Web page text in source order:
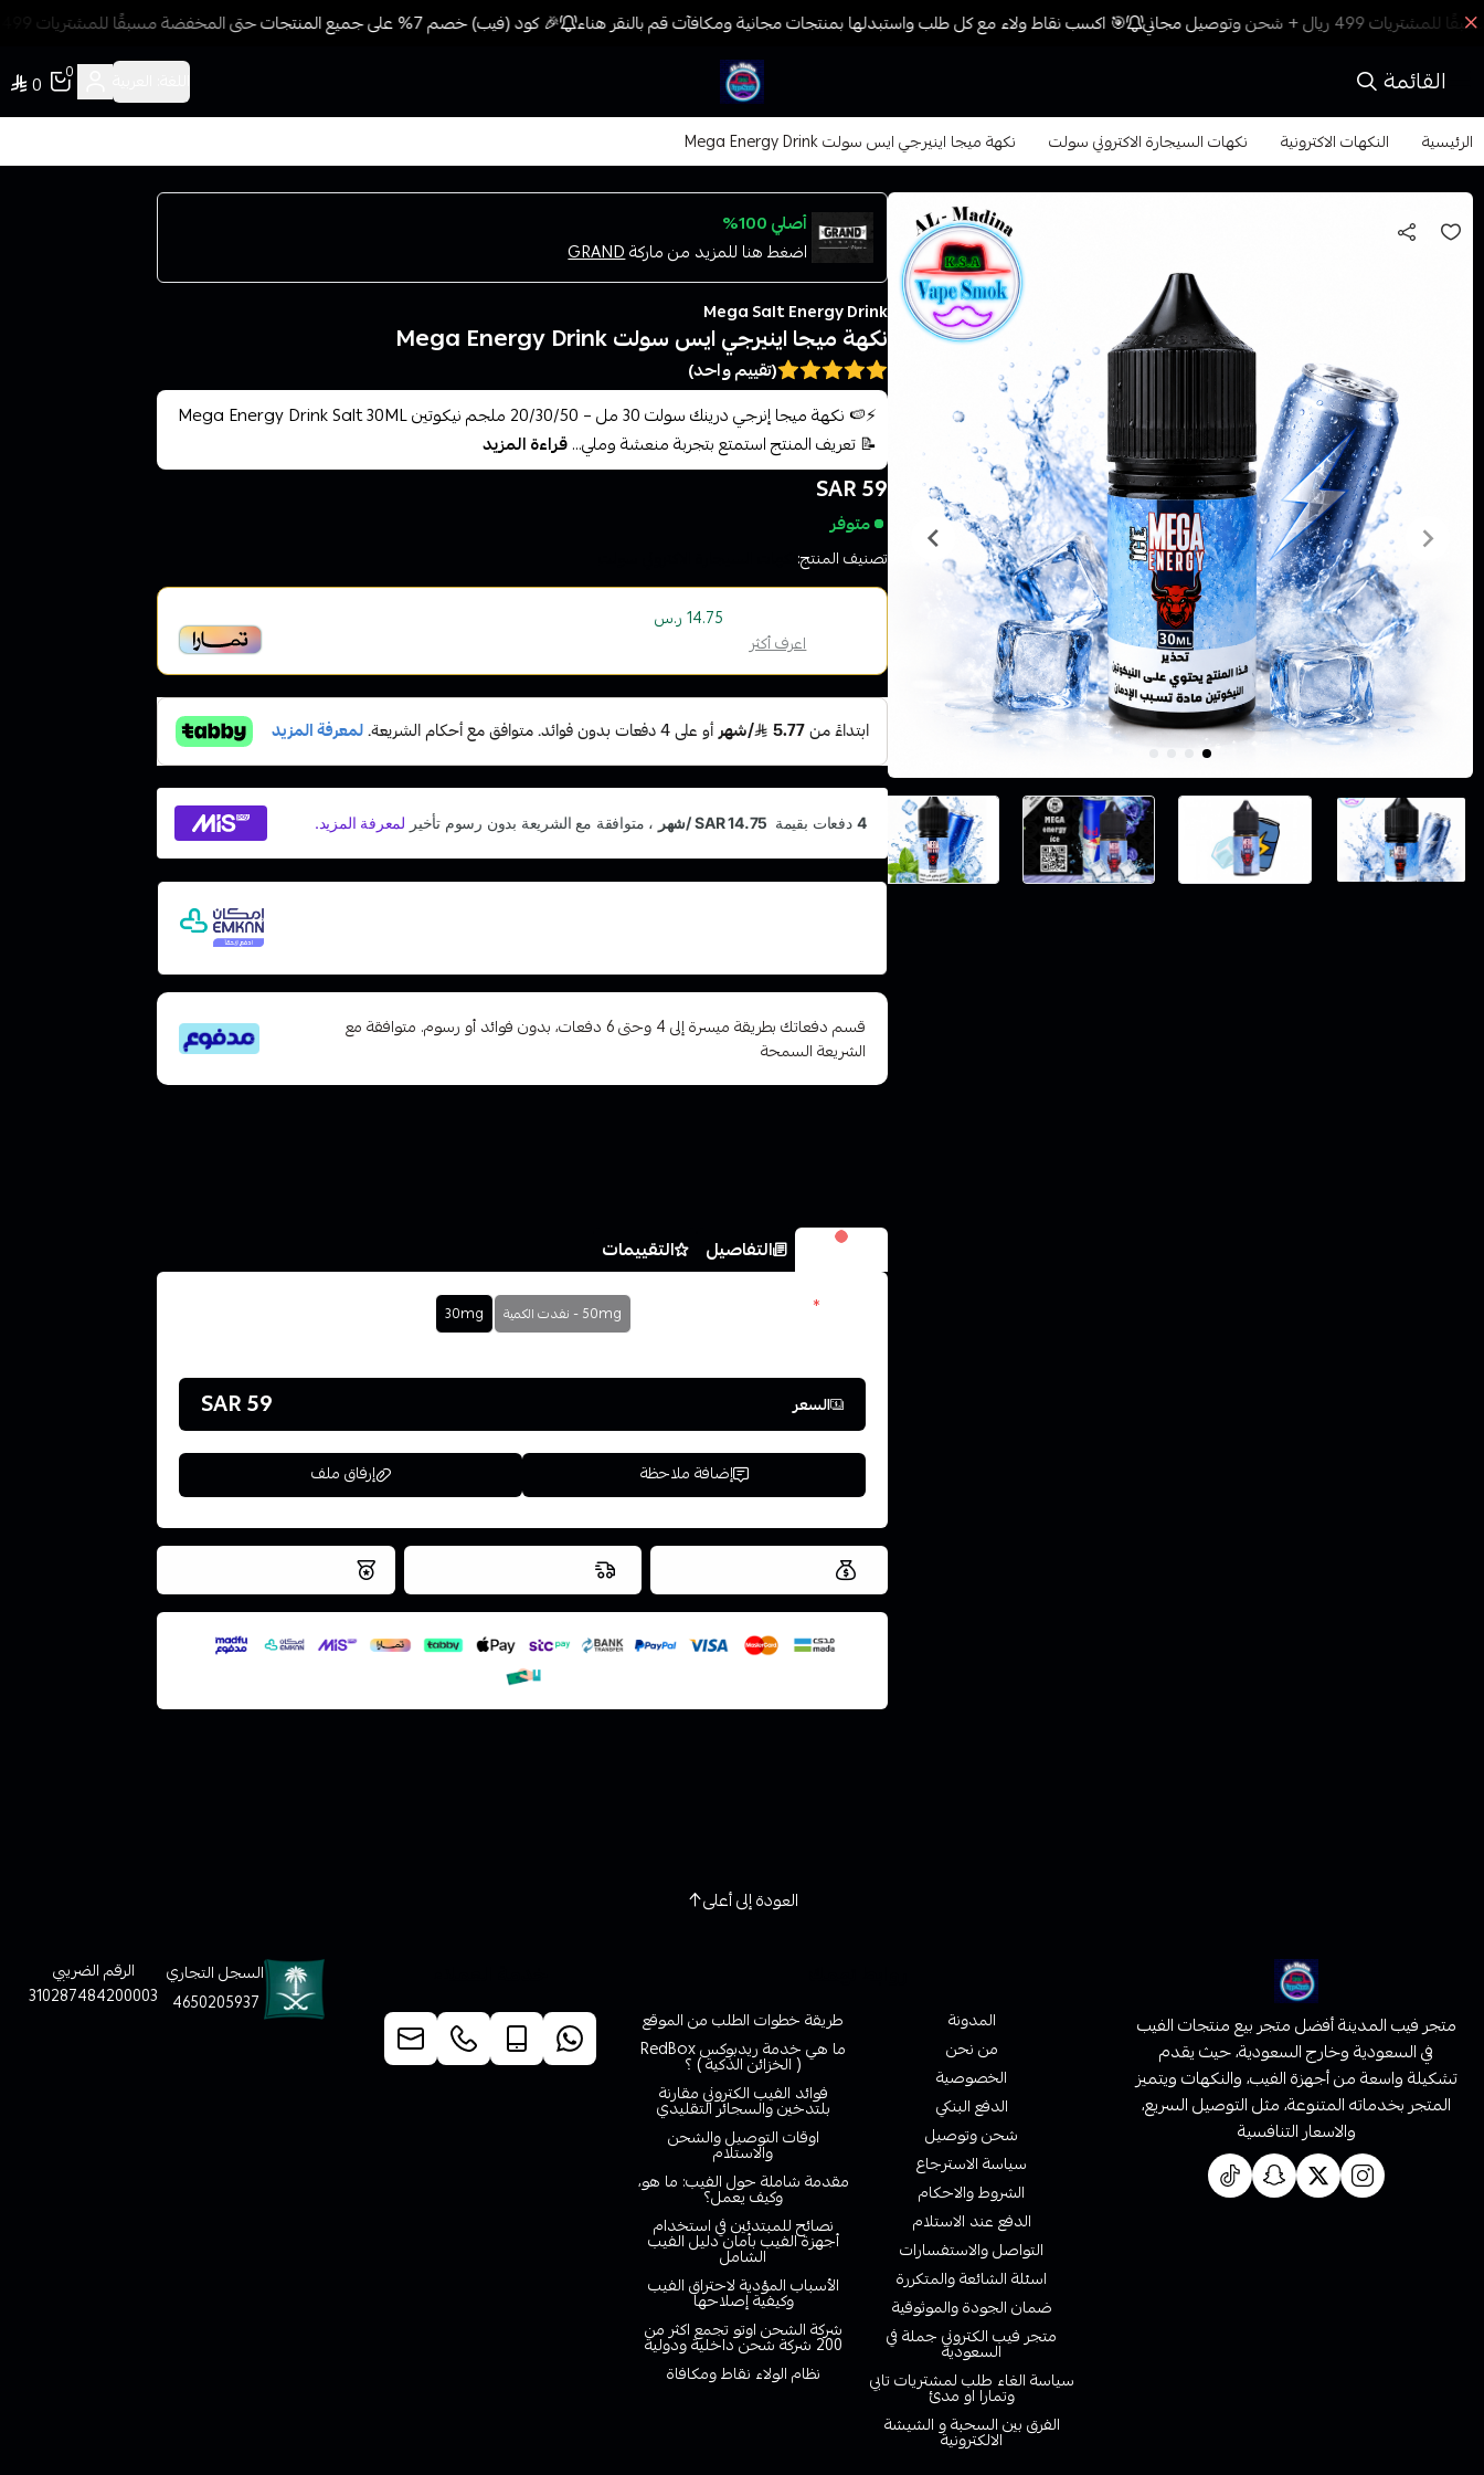
🎯 اكسب نقاط ولاء مع كل طلب واستبدلها بمنتجات مجانية ومكافآت قم بالنقر هناء 🎉 كود (فيب) خصم 7% على جميع المنتجات حتى المخفضة مسبقًا للمشتريات 499 ريال + شحن وتوصيل مجاني
القائمة فيب المدينة
0
0
الرئيسية النكهات الاكترونية نكهات السيجارة الاكتروني سولت نكهة ميجا اينيرجي ايس سولت Mega Energy Drink
أصلي 100%
اضغط هنا للمزيد من ماركةGRAND
Mega Salt Energy Drink
نكهة ميجا اينيرجي ايس سولت Mega Energy Drink
(تقييم واحد)
⚡🍉 نكهة ميجا إنرجي درينك سولت 30 مل – 20/30/50 ملجم نيكوتين Mega Energy Drink Salt 30ML
📝 تعريف المنتج استمتع بتجربة منعشة وملي...قراءة المزيد
59 SAR
متوفر
تصنيف المنتج:
14.75 ر.س على
الإسلاميةاعرف أكثر
قسم دفعاتك بطريقة ميسرة إلى 4 وحتى 6 دفعات، بدون فوائد أو رسوم. متوافقة مع
الشريعة السمحة
الخيارات التفاصيل التقييمات
* 50mg - نفدت الكمية 30mg
السعر 59 SAR
إضافة ملاحظة إرفاق ملف
اسحب و افلت الملف هنا
استعراض
العروض والشحن مجاني نتميز بلجودة والتخزين الامن
العودة إلى أعلى
متجر فيب المدينة أفضل متجر بيع منتجات الفيب
في السعودية وخارج السعودية، حيث يقدم
تشكيلة واسعة من أجهزة الفيب، والنكهات ويتميز
المتجر بخدماته المتنوعة، مثل التوصيل السريع،
والاسعار التنافسية
المدونة
من نحن
الخصوصية
الدفع البنكي
شحن وتوصيل
سياسة الاسترجاع
الشروط والاحكام
الدفع عند الاستلام
التواصل والاستفسارات
اسئلة الشائعة والمتكررة
ضمان الجودة والموثوقية
متجر فيب الكتروني جملة في
السعودية
سياسة الغاء طلب لمشتريات تابي
وتمارا او مدئ
الفرق بين السحبة و الشيشة
الالكترونية
طريقة خطوات الطلب من الموقع
ما هي خدمة ريدبوكس RedBox
( الخزائن الذكية ) ؟
فوائد الفيب الكتروني مقارنة
بلتدخين والسجائر التقليدي
اوقات التوصيل والشحن
والاستلام
مقدمة شاملة حول الفيب: ما هو،
وكيف يعمل؟
نصائح للمبتدئين في استخدام
أجهزة الفيب بأمان دليل الفيب
الشامل
الأسباب المؤدية لاحتراق الفيب
وكيفية إصلاحها
شركة الشحن اوتو تجمع اكثر من
200 شركة شحن داخلية ودولية
نظام الولاء نقاط ومكافاة
السجل التجاري
4650205937
الرقم الضريبي
310287484200003